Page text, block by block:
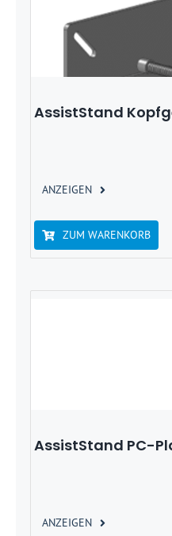
AssistStand
ANZEIGEN
ZUM WARENKORB
AssistStand PC-
ANZEIGEN